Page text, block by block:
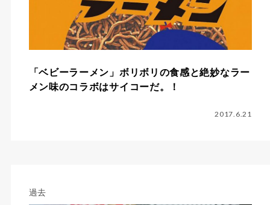
「ベビーラーメン」ボリボリの食感と絶妙なラー
メン味のコラボはサイコーだ。！
2017.6.21
過去